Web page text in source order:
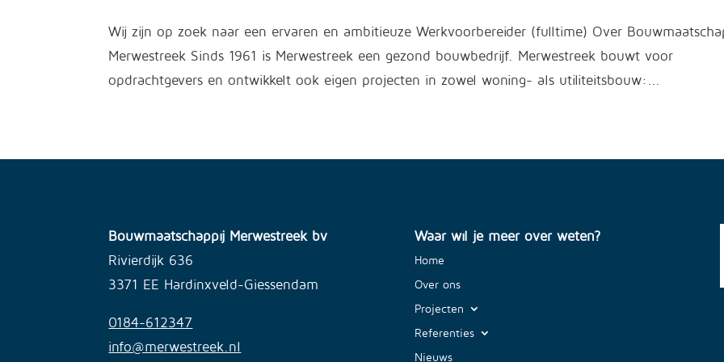
Wij zijn op zoek naar een ervaren en ambitieuze Werkvoorbereider (fulltime) Over
Merwestreek Sinds 1961 is Merwestreek een gezond bouwbedrijf. Merwestreek bouwt voor
opdrachtgevers en ontwikkelt ook eigen projecten in zowel woning- als utiliteitsbouw:...
Bouwmaatschappij Merwestreek bv
Rivierdijk 636
3371 EE Hardinxveld-Giessendam
0184-612347
info@merwestreek.nl
Waar wil je meer over weten?
Home
Over ons
Projecten
Referenties
Nieuws